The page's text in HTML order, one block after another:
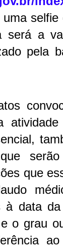
será a
pela
serão
que
à data
o grau